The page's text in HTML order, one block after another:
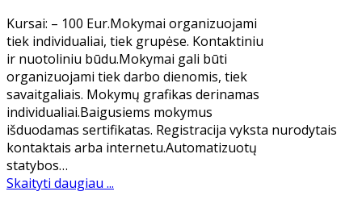
Kursai: – 100 Eur.Mokymai organizuojami
tiek individualiai, tiek grupėse. Kontaktiniu
ir nuotoliniu būdu.Mokymai gali būti
organizuojami tiek darbo dienomis, tiek
savaitgaliais. Mokymų grafikas derinamas
individualiai.Baigusiems mokymus
išduodamas sertifikatas. Registracija vyksta nurodytais
kontaktais arba internetu.Automatizuotų
statybos…
Skaityti daugiau ...